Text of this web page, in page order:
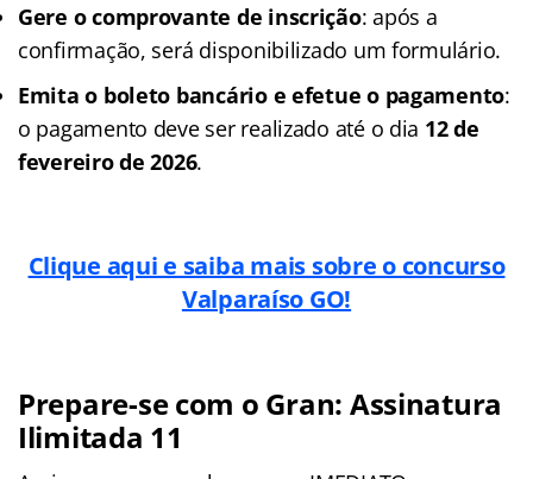
Gere o comprovante de inscrição: após a
confirmação, será disponibilizado um formulário.
Emita o boleto bancário e efetue o pagamento:
o pagamento deve ser realizado até o dia 12 de
fevereiro de 2026.
Clique aqui e saiba mais sobre o concurso
Valparaíso GO!
Prepare-se com o Gran: Assinatura
Ilimitada 11